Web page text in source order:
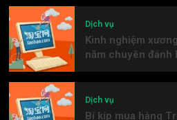
Dịch vụ
Kinh nghiệm
năm chuyên đánh
Dịch vụ
Bí kíp mua hàng